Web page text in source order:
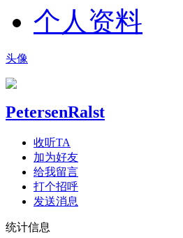
个人资料
头像
PetersenRalst
收听TA
加为好友
给我留言
打个招呼
发送消息
统计信息